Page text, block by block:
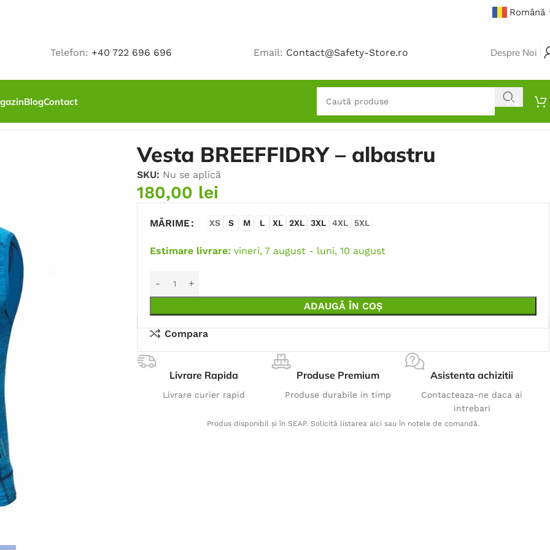
Română
Telefon: +40 722 696 696 Email: Contact@Safety-Store.ro Despre Noi
BlogContact
Vesta BREEFFIDRY – albastru
SKU: Nu se aplică
180,00 lei
MĂRIME XS S M L XL 2XL 3XL 4XL 5XL
Estimare livrare: vineri, 7 august - luni, 10 august
ADAUGĂ ÎN COȘ
Compara
Livrare Rapida
Livrare curier rapid
Produse Premium
Produse durabile in timp
Asistenta achizitii
Contacteaza-ne daca ai
intrebari
Produs disponibil și în SEAP. Solicită listarea aici sau în notele de comandă.